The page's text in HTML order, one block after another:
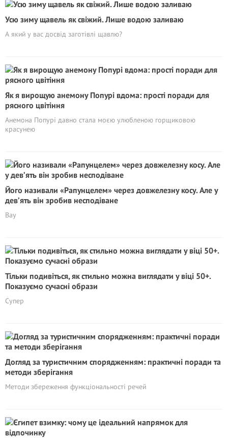
Усю зиму щавель як свіжий. Лише водою заливаю
А який у вас досвід заготівлі щавлю?
Як я вирощую анемону Попурі вдома: прості поради для
рясного цвітіння
Анемона Попурі давно стала моєю улюбленою горщиковою
красунею
Його називали «Рапунцелем» через довжелезну косу. Але у
дев’ять він зробив несподіване
Вау
Тільки подивіться, як стильно можна виглядати у віці 50+.
Показуємо сучасні образи
Супер
Догляд за туристичним спорядженням: практичні поради та
методи зберігання
Методи збереження функціональності речей